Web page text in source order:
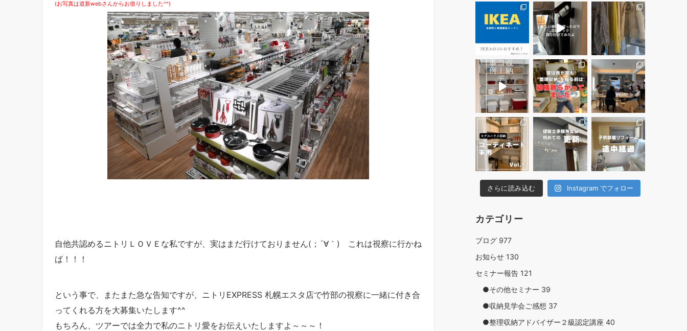
(お写真は道新webさんからお借りしました^^)
自他共認めるニトリＬＯＶＥな私ですが、実はまだ行けておりません(；´∀｀) これは視察に行かね
ば！！！
という事で、またまた急な告知ですが、ニトリEXPRESS 札幌エスタ店で竹部の視察に一緒に付き合
ってくれる方を大募集いたします^^
もちろん、ツアーでは全力で私のニトリ愛をお伝えいたしますよ～～～！
さらに読み込む Instagram でフォロー
カテゴリー
ブログ 977
お知らせ 130
セミナー報告 121
●その他セミナー 39
●収納見学会ご感想 37
●整理収納アドバイザー２級認定講座 40